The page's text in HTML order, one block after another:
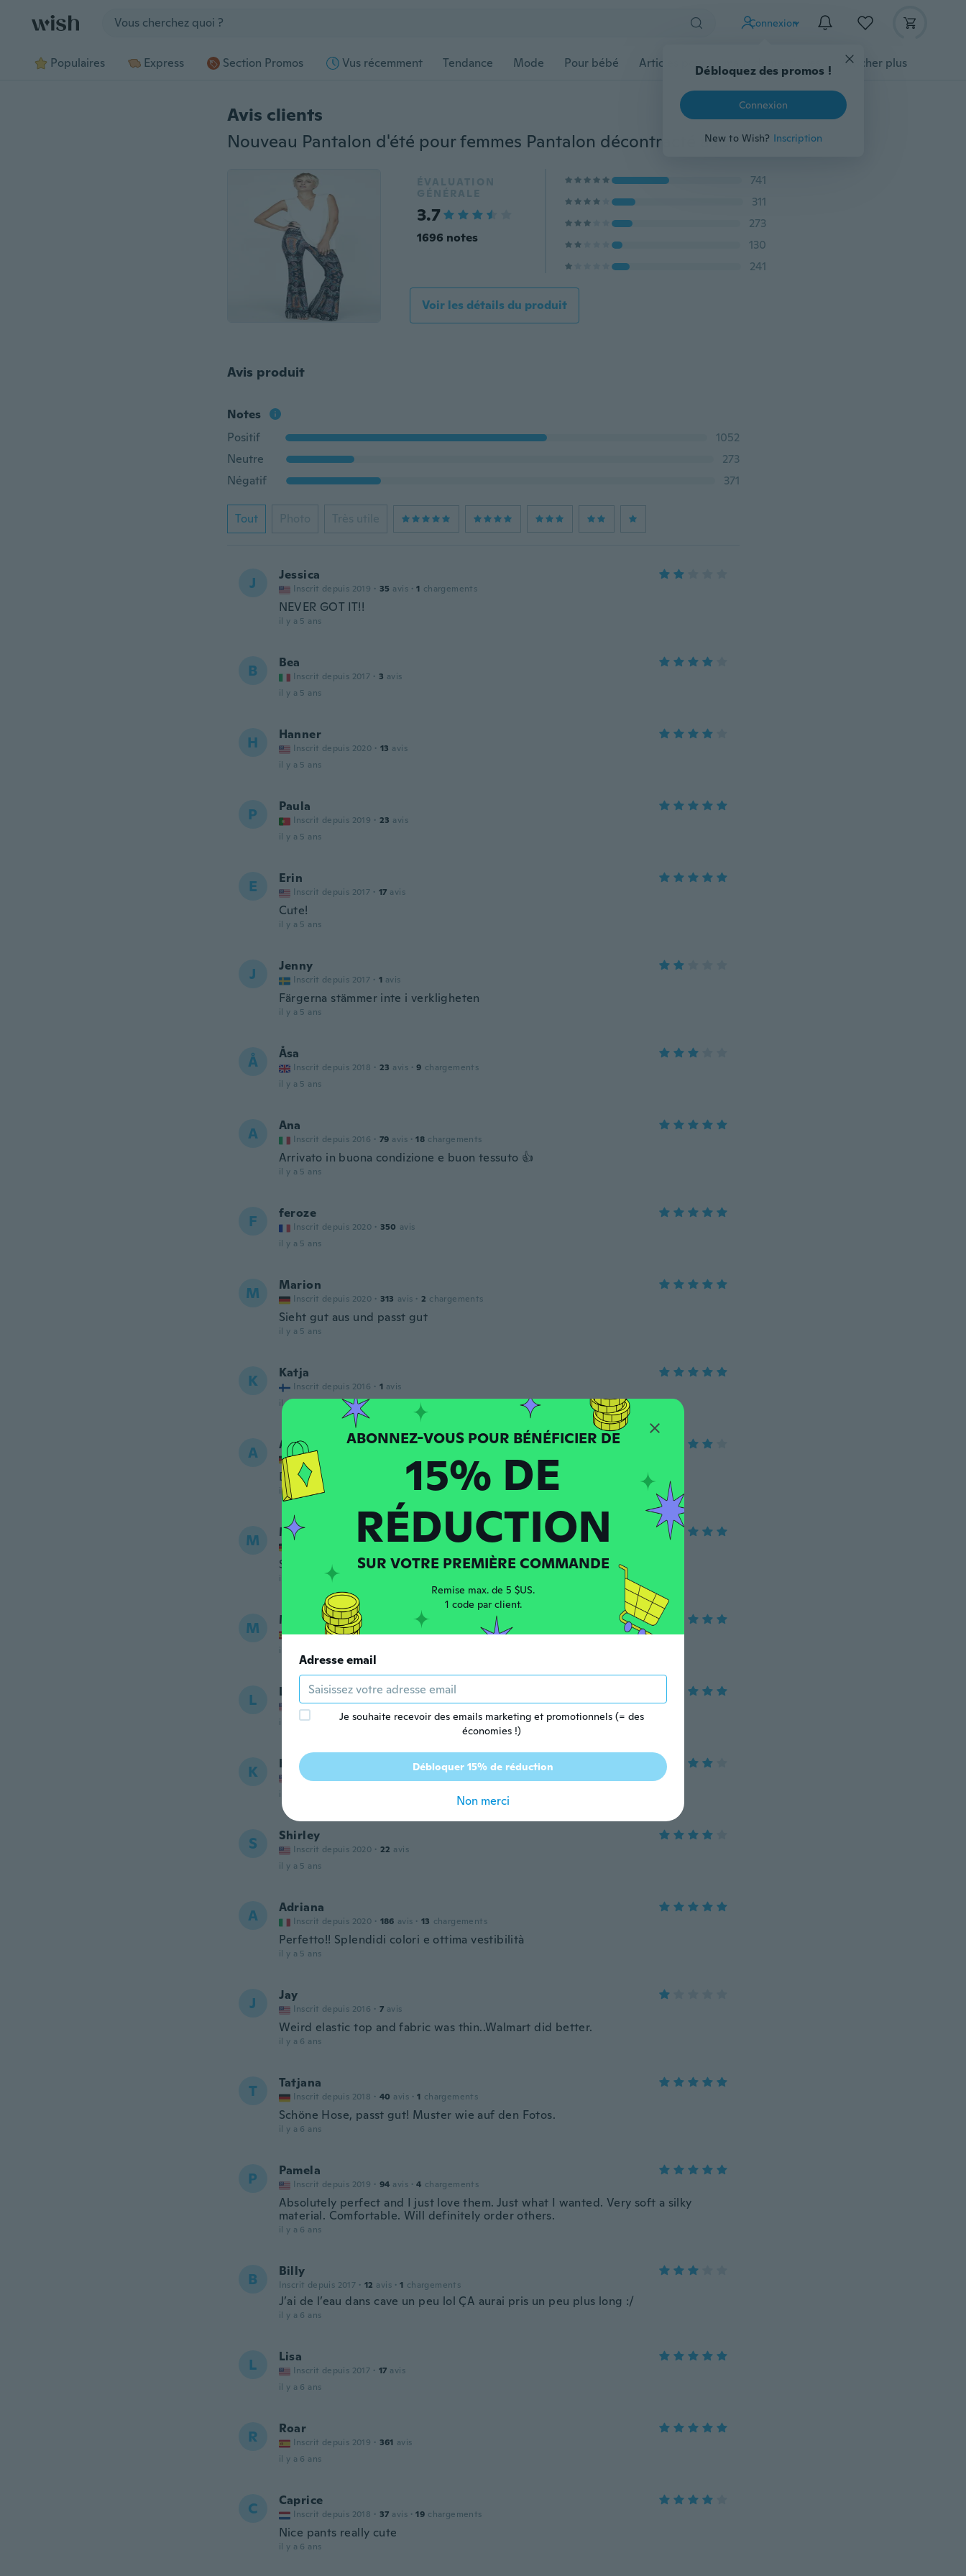
Connexion
Débloquez des promos !
Connexion
New to Wish? Inscription
Populaires Express Section Promos Vus récemment Tendance Mode Pour bébé Articles pour animaux domestiques Afficher plus
Avis clients
Nouveau Pantalon d'été pour femmes Pantalon décontracté à taille haute et jambe évasée Pantalon long à taille haute
ÉVALUATION
GÉNÉRALE
3.7
1696 notes
741
311
273
130
241
Voir les détails du produit
Avis produit
Notes
Positif
1052
Neutre
273
Négatif
371
Tout Photo Très utile
J Jessica
Inscrit depuis 2019 · 35 avis · 1 chargements
NEVER GOT IT!!
il y a 5 ans
B Bea
Inscrit depuis 2017 · 3 avis
il y a 5 ans
H Hanner
Inscrit depuis 2020 · 13 avis
il y a 5 ans
P Paula
Inscrit depuis 2019 · 23 avis
il y a 5 ans
E Erin
Inscrit depuis 2017 · 17 avis
Cute!
il y a 5 ans
J Jenny
Inscrit depuis 2017 · 1 avis
Färgerna stämmer inte i verkligheten
il y a 5 ans
Å Åsa
Inscrit depuis 2018 · 23 avis · 9 chargements
il y a 5 ans
A Ana
Inscrit depuis 2016 · 79 avis · 18 chargements
Arrivato in buona condizione e buon tessuto 👍
il y a 5 ans
F feroze
Inscrit depuis 2020 · 350 avis
il y a 5 ans
M Marion
Inscrit depuis 2020 · 313 avis · 2 chargements
Sieht gut aus und passt gut
il y a 5 ans
K Katja
Inscrit depuis 2016 · 1 avis
il y a 5 ans
A AMBA
Inscrit depuis 2016 chargements
Die Beine sind leider etwas Kurtz aber ich liebe die Hose trotzdem
il y a 5 ans
M Marion
chargements
Sitzt gut
il y a 5 ans
M Marta
Inscrit depuis 2015 · 198 avis
il y a 5 ans
L LINDA
Inscrit depuis 2017 · 46 avis · 4 chargements
il y a 5 ans
K Kell
Inscrit depuis 2014
il y a 5 ans
S Shirley
Inscrit depuis 2020 · 22 avis
il y a 5 ans
A Adriana
Inscrit depuis 2020 · 186 avis · 13 chargements
Perfetto!! Splendidi colori e ottima vestibilità
il y a 5 ans
J Jay
Inscrit depuis 2016 · 7 avis
Weird elastic top and fabric was thin..Walmart did better.
il y a 6 ans
T Tatjana
Inscrit depuis 2018 · 40 avis · 1 chargements
Schöne Hose, passt gut! Muster wie auf den Fotos.
il y a 6 ans
P Pamela
Inscrit depuis 2019 · 94 avis · 4 chargements
Absolutely perfect and I just love them. Just what I wanted. Very soft a silky
material. Comfortable. Will definitely order others.
il y a 6 ans
B Billy
Inscrit depuis 2017 · 12 avis · 1 chargements
J’ai de l’eau dans cave un peu lol ÇA aurai pris un peu plus long :/
il y a 6 ans
L Lisa
Inscrit depuis 2017 · 17 avis
il y a 6 ans
R Roar
Inscrit depuis 2019 · 361 avis
il y a 6 ans
C Caprice
Inscrit depuis 2018 · 37 avis · 19 chargements
Nice pants really cute
il y a 6 ans
15% DE
RÉDUCTION
SUR VOTRE PREMIÈRE COMMANDE
Remise max. de 5 $US.
1 code par client.
Adresse email
Je souhaite recevoir des emails marketing et promotionnels (= des
économies !)
Débloquer 15% de réduction
Non merci